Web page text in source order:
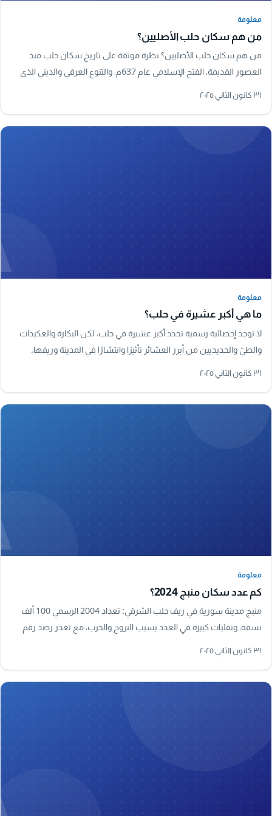
معلومة
من هم سكان حلب الأصليين؟
من هم سكان حلب الأصليين؟ نظرة موثقة على تاريخ سكان حلب منذ
العصور القديمة، الفتح الإسلامي عام 637م، والتنوع العرقي والديني الذي
٣١ كانون الثاني ٢٠٢٥
معلومة
ما هي أكبر عشيرة في حلب؟
لا توجد إحصائية رسمية تحدد أكبر عشيرة في حلب، لكن البكارة والعكيدات
والطيّ والحديديين من أبرز العشائر تأثيرًا وانتشارًا في المدينة وريفها.
٣١ كانون الثاني ٢٠٢٥
معلومة
كم عدد سكان منبج 2024؟
منبج مدينة سورية في ريف حلب الشرقي: تعداد 2004 الرسمي 100 ألف
نسمة، وتقلبات كبيرة في العدد بسبب النزوح والحرب، مع تعذر رصد رقم
٣١ كانون الثاني ٢٠٢٥